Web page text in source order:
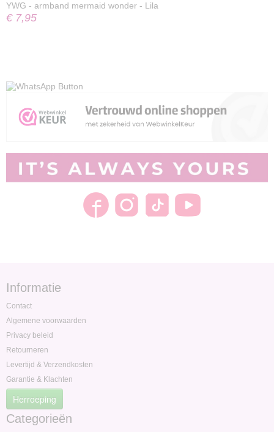
YWG - armband mermaid wonder - Lila
€ 7,95
Informatie
Contact
Algemene voorwaarden
Privacy beleid
Retourneren
Levertijd & Verzendkosten
Garantie & Klachten
Herroeping
Categorieën